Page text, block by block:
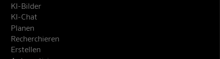
KI-Bilder
KI-Chat
Planen
Recherchieren
Erstellen